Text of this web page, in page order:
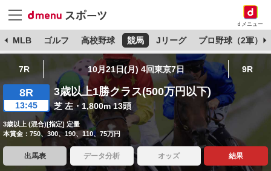
dメニュー
MLB ゴルフ 高校野球 競馬 Jリーグ プロ野球（2軍）
7R 10月21日(月) 4回東京7日 9R
8R
13:45
3歳以上1勝クラス(500万円以下)
芝 左・1,800m 13頭
3歳以上 (混合)[指定] 定量
本賞金：750、300、190、110、75万円
出馬表 データ分析 オッズ 結果